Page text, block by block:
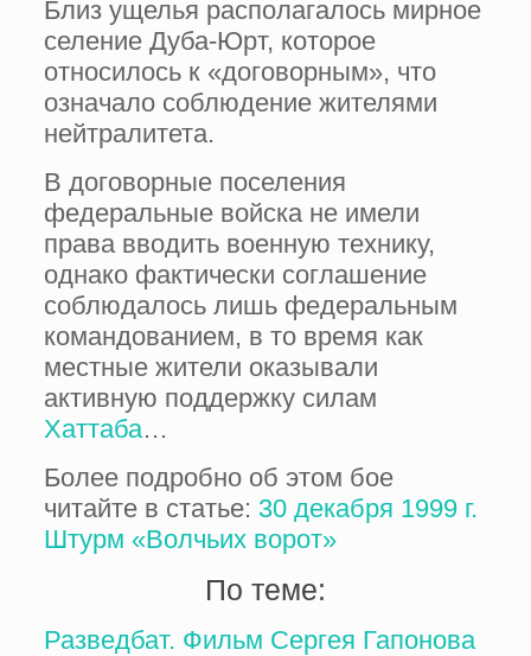
Близ ущелья располагалось мирное
селение Дуба-Юрт, которое
относилось к «договорным», что
означало соблюдение жителями
нейтралитета.
В договорные поселения
федеральные войска не имели
права вводить военную технику,
однако фактически соглашение
соблюдалось лишь федеральным
командованием, в то время как
местные жители оказывали
активную поддержку силам
Хаттаба…
Более подробно об этом бое
читайте в статье: 30 декабря 1999 г.
Штурм «Волчьих ворот»
По теме:
Разведбат. Фильм Сергея Гапонова